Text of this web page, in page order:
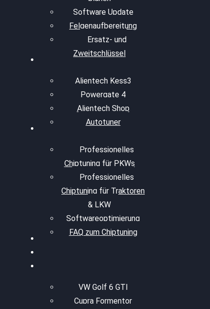
Software Update
Felgenaufbereitung
Ersatz- und
Zweitschlüssel
Alientech Kess3
Powergate 4
Alientech Shop
Autotuner
Professionelles
Chiptuning für PKWs
Professionelles
Chiptuning für Traktoren
& LKW
Softwareoptimierung
FAQ zum Chiptuning
VW Golf 6 GTI
Cupra Formentor